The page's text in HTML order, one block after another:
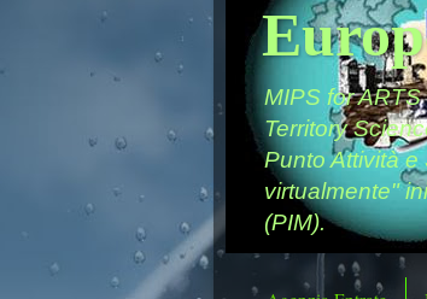
MIPS for
Territory
Punto Attività
virtualmente"
(PIM).